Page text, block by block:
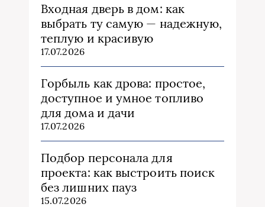
Входная дверь в дом: как
выбрать ту самую — надежную,
теплую и красивую
17.07.2026
Горбыль как дрова: простое,
доступное и умное топливо
для дома и дачи
17.07.2026
Подбор персонала для
проекта: как выстроить поиск
без лишних пауз
15.07.2026